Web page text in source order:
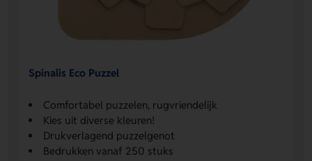
Spinalis Eco Puzzel
Comfortabel puzzelen, rugvriendelijk
Kies uit diverse kleuren!
Drukverlagend puzzelgenot
Bedrukken vanaf 250 stuks